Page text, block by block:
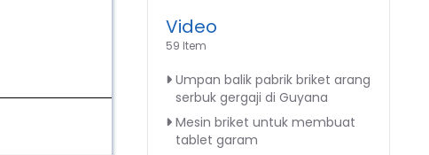
1
Video
59 Item
Umpan balik pabrik briket arang
serbuk gergaji di Guyana
Mesin briket untuk membuat
tablet garam